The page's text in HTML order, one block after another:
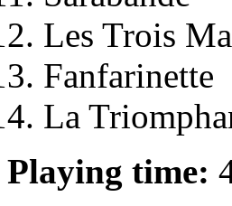
Les Trois
Fanfarinette
La
Playing time: